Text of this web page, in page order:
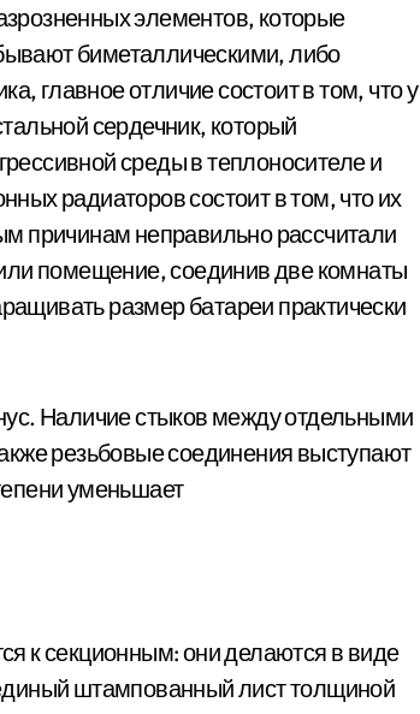
элементов, которые
биметаллическими, либо
главное отличие состоит в том, что у
сердечник, который
среды в теплоносителе и
радиаторов состоит в том, что их
причинам неправильно рассчитали
помещение, соединив две комнаты
размер батареи практически
Наличие стыков между отдельными
резьбовые соединения выступают
уменьшает
к секционным: они делаются в виде
штампованный лист толщиной